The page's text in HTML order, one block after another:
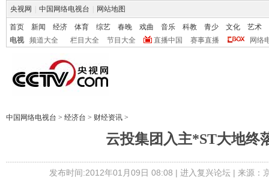
央视网 中国网络电视台 网站地图
首页 新闻 经济 体育 综艺 春晚 戏曲 音乐 科教 青少 文化
艺术
电视
频道大全 栏目大全 节目大全 直播中国 赛事直播 网络
中国网络电视台 > 经济台 > 财经资讯 >
云投集团入主*ST大地终
发布时间:2012年01月09日 08:08 | 进入复兴论坛| 来源：